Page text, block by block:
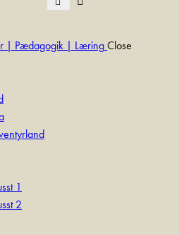
| Pædagogik | LæringClose
1
2